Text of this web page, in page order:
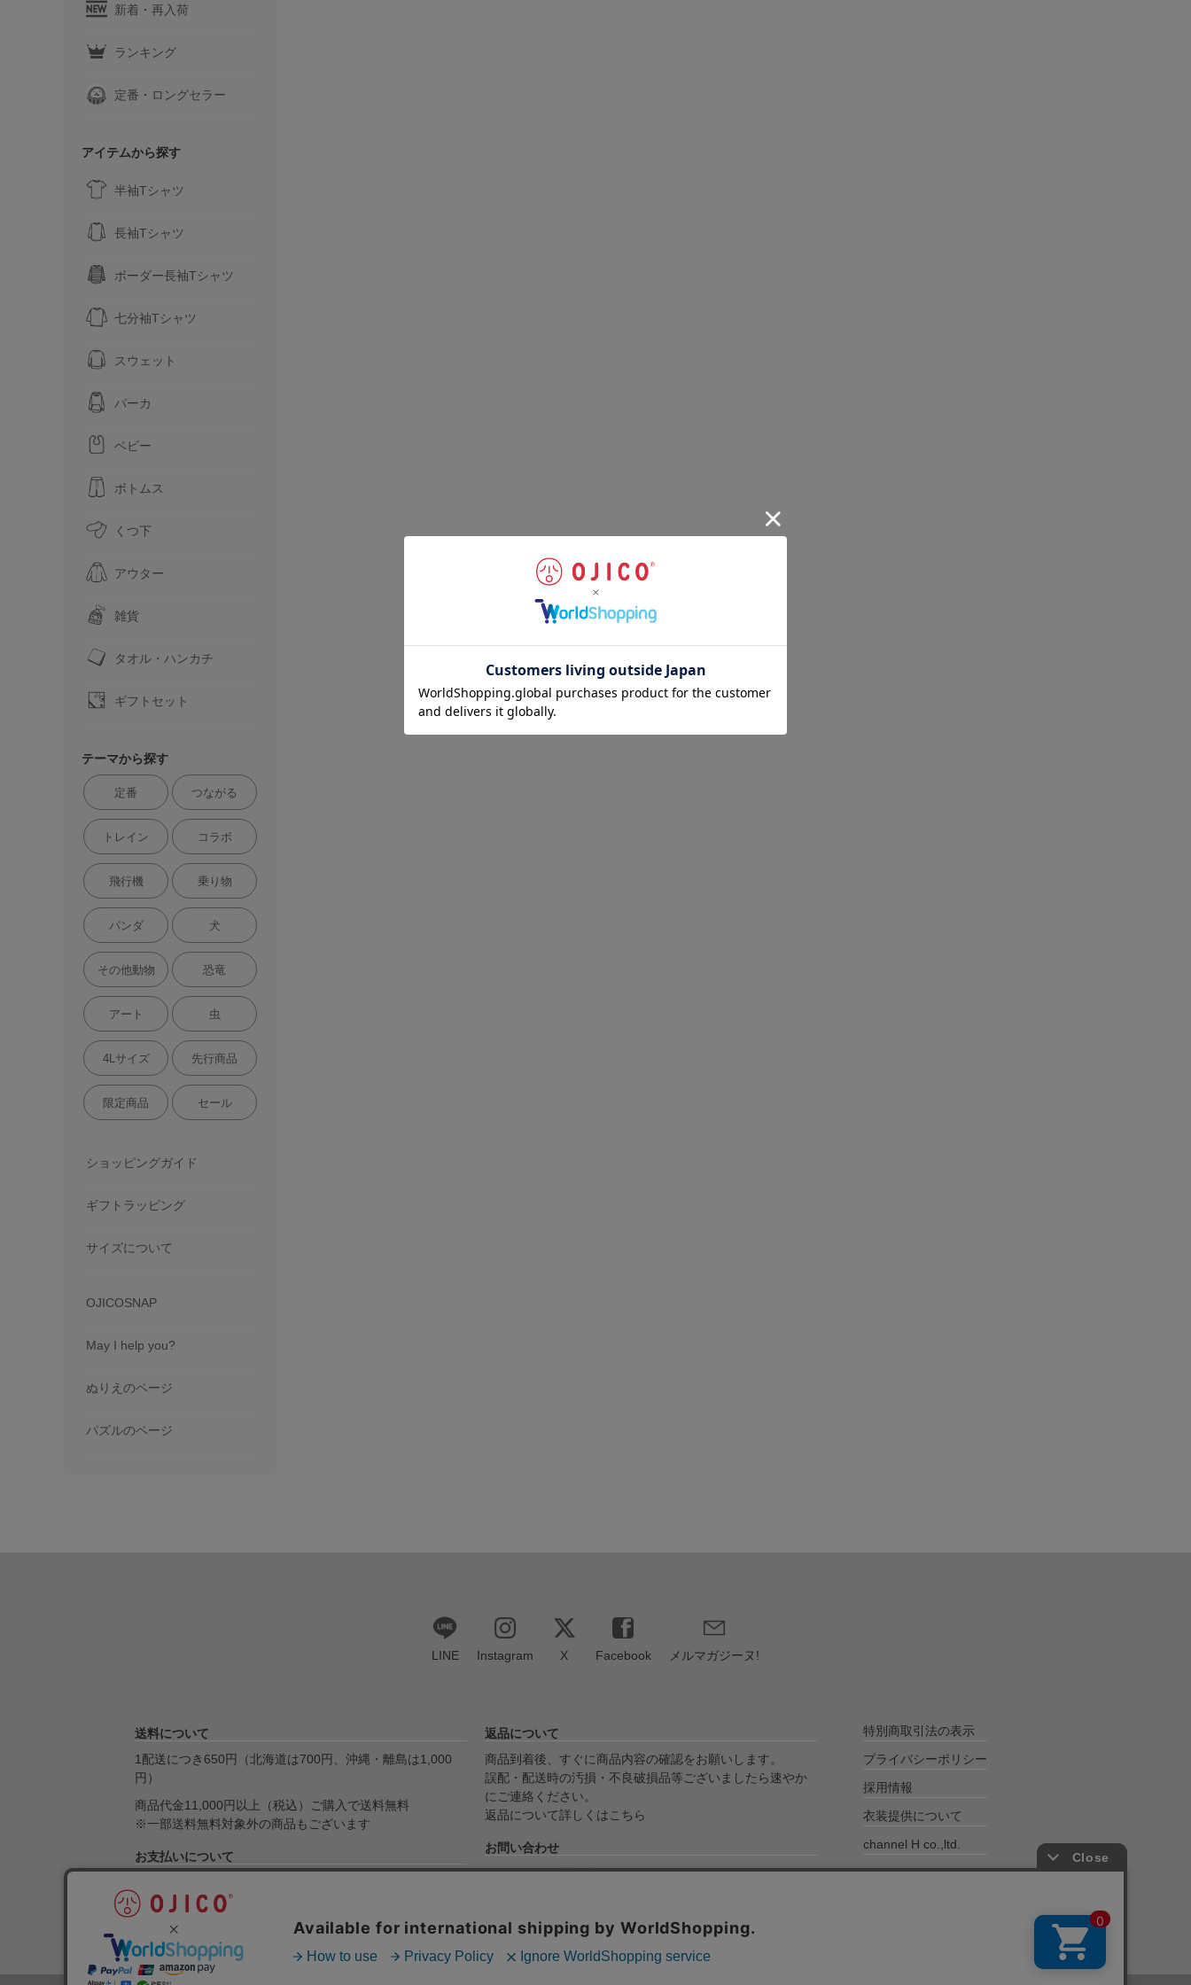
新着・再入荷
ランキング
定番・ロングセラー
アイテムから探す
半袖Tシャツ
長袖Tシャツ
ボーダー長袖Tシャツ
七分袖Tシャツ
スウェット
パーカ
ベビー
ボトムス
くつ下
アウター
雑貨
タオル・ハンカチ
ギフトセット
テーマから探す
定番 つながる
トレイン コラボ
飛行機 乗り物
パンダ 犬
その他動物 恐竜
アート 虫
4Lサイズ 先行商品
限定商品 セール
ショッピングガイド
ギフトラッピング
サイズについて
OJICOSNAP
May I help you?
ぬりえのページ
パズルのページ
LINE Instagram X Facebook メルマガジーヌ!
送料について
1配送につき650円（北海道は700円、沖縄・離島は1,000
円）
商品代金11,000円以上（税込）ご購入で送料無料
※一部送料無料対象外の商品もございます
お支払いについて
引換・銀行振込・ゆうちょ銀行がご利用になれます。
送料とお支払いについて詳しくはこちら
返品について
商品到着後、すぐに商品内容の確認をお願いします。
誤配・配送時の汚損・不良破損品等ございましたら速やか
にご連絡ください。
返品について詳しくはこちら
お問い合わせ
メールでのお問い合わせ
お電話でのお問い合わせ
076-246-5050（平日11:00-17:00）
特別商取引法の表示
プライバシーポリシー
採用情報
衣装提供について
channel H co.,ltd.